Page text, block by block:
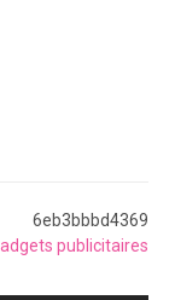
6eb3bbbd4369
publicitaires